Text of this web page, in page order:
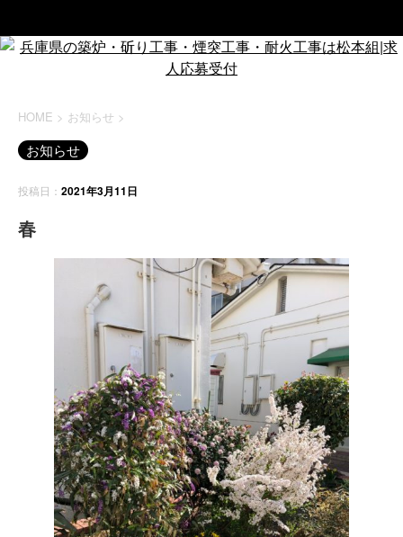
HOME > お知らせ >
お知らせ
投稿日： 2021年3月11日
春